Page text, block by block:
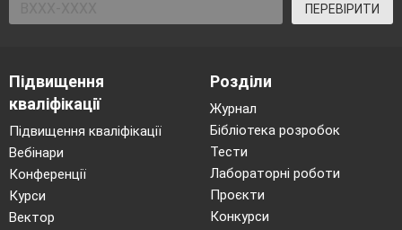
ПЕРЕВІРИТИ
Підвищення
кваліфікації
Підвищення кваліфікації
Вебінари
Конференції
Курси
Вектор
Розділи
Журнал
Бібліотека розробок
Тести
Лабораторні роботи
Проєкти
Конкурси